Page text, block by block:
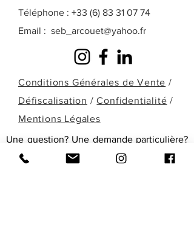
Téléphone : +33 (6) 83 31 07 74
Email : seb_arcouet@yahoo.fr
Conditions Générales de Vente /
Défiscalisation /Confidentialité /
Mentions Légales
Une question? Une demande particulière?
dans celles présentées ici? Remplissez le